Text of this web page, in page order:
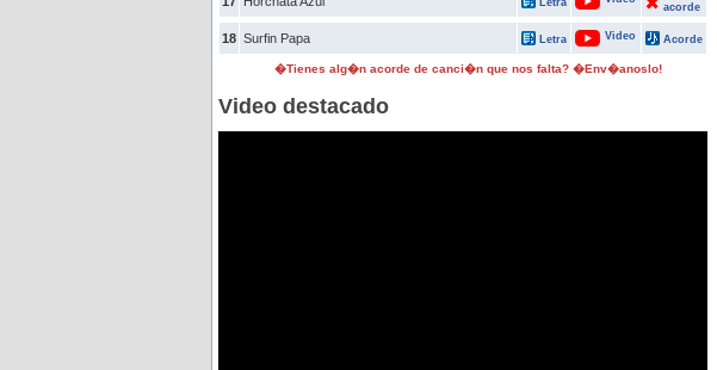
Letra
acorde
18 Surfin Papa Letra Video Acorde
�Tienes alg�n acorde de canci�n que nos falta? �Env�anoslo!
Video destacado